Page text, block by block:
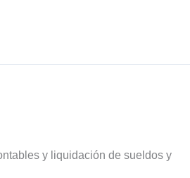
y liquidación de sueldos y